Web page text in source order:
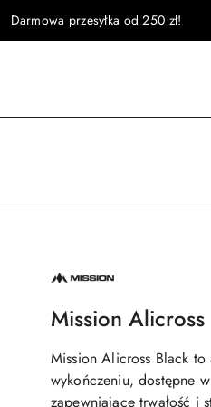
Darmowa przesyłka od 250 zł!
NAZWA
PRODUCENTA:
Mission
Mission Alicross Black
wykończeniu, dostępne
zapewniające trwałość i